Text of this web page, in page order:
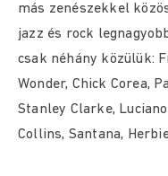
más zenészekkel
jazz és rock
csak néhány közülük:
Wonder, Chick Corea,
Stanley Clarke,
Collins, Santana,